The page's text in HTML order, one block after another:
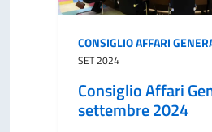
CONSIGLIO AFFARI
SET 2024
Consiglio Affari
settembre 2024